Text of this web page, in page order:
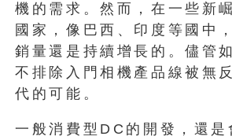
機的需求。然而，在一些新
國家，像巴西、印度等國中
銷量還是持續增長的。儘管
不排除入門相機產品線被無
代的可能。
一般消費型DC的開發，還是